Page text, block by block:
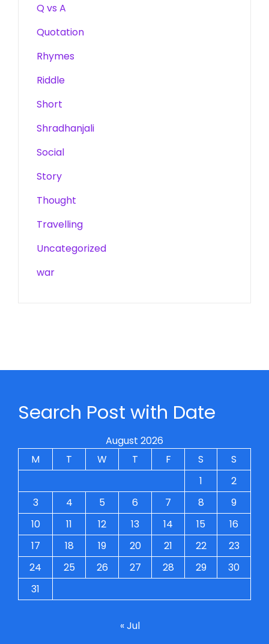
Q vs A
Quotation
Rhymes
Riddle
Short
Shradhanjali
Social
Story
Thought
Travelling
Uncategorized
war
Search Post with Date
August 2026
M
T W T F S
S
1
2
3
4 5 6 7 8
9
10
11 12 13 14 15
16
17
18 19 20 21 22
23
24
25 26 27 28 29
30
31
« Jul